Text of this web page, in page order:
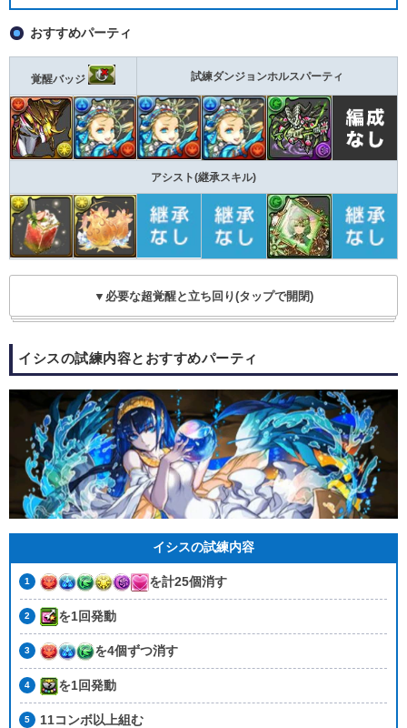
おすすめパーティ
覚醒バッジ 試練ダンジョンホルスパーティ
アシスト(継承スキル)
▼必要な超覚醒と立ち回り(タップで開閉)
イシスの試練内容とおすすめパーティ
イシスの試練内容
を計25個消す
を1回発動
を4個ずつ消す
を1回発動
11コンボ以上組む